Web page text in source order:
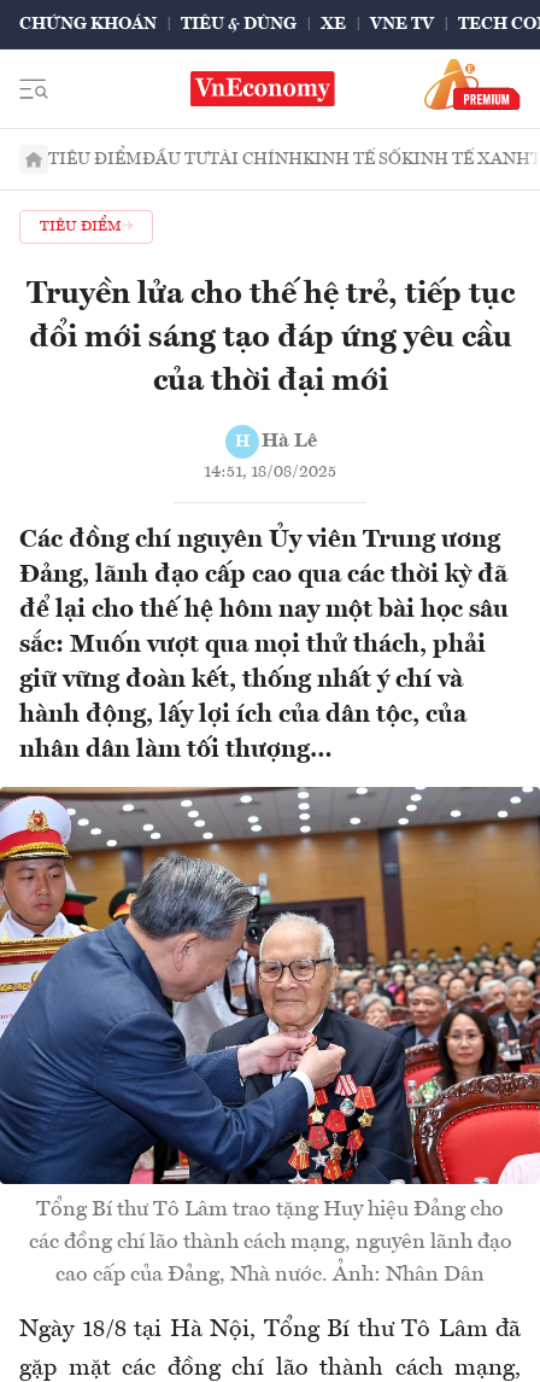
CHỨNG KHOÁN TIÊU & DÙNG XE VNE TV TECH
TIÊU ĐIỂMĐẦU TƯTÀI CHÍNHKINH TẾ SỐKINH TẾ XANH
TIÊU ĐIỂM
Truyền lửa cho thế hệ trẻ, tiếp tục
đổi mới sáng tạo đáp ứng yêu cầu
của thời đại mới
H Hà Lê
14:51, 18/08/2025
Các đồng chí nguyên Ủy viên Trung ương
Đảng, lãnh đạo cấp cao qua các thời kỳ đã
để lại cho thế hệ hôm nay một bài học sâu
sắc: Muốn vượt qua mọi thử thách, phải
giữ vững đoàn kết, thống nhất ý chí và
hành động, lấy lợi ích của dân tộc, của
nhân dân làm tối thượng…
Tổng Bí thư Tô Lâm trao tặng Huy hiệu Đảng cho
các đồng chí lão thành cách mạng, nguyên lãnh đạo
cao cấp của Đảng, Nhà nước. Ảnh: Nhân Dân
Ngày 18/8 tại Hà Nội, Tổng Bí thư Tô Lâm đã
gặp mặt các đồng chí lão thành cách mạng,